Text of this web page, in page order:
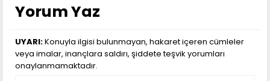
Yorum Yaz
UYARI:Konuyla ilgisi bulunmayan, hakaret içeren cümleler
veya imalar, inançlara saldırı, şiddete teşvik yorumları
onaylanmamaktadır.